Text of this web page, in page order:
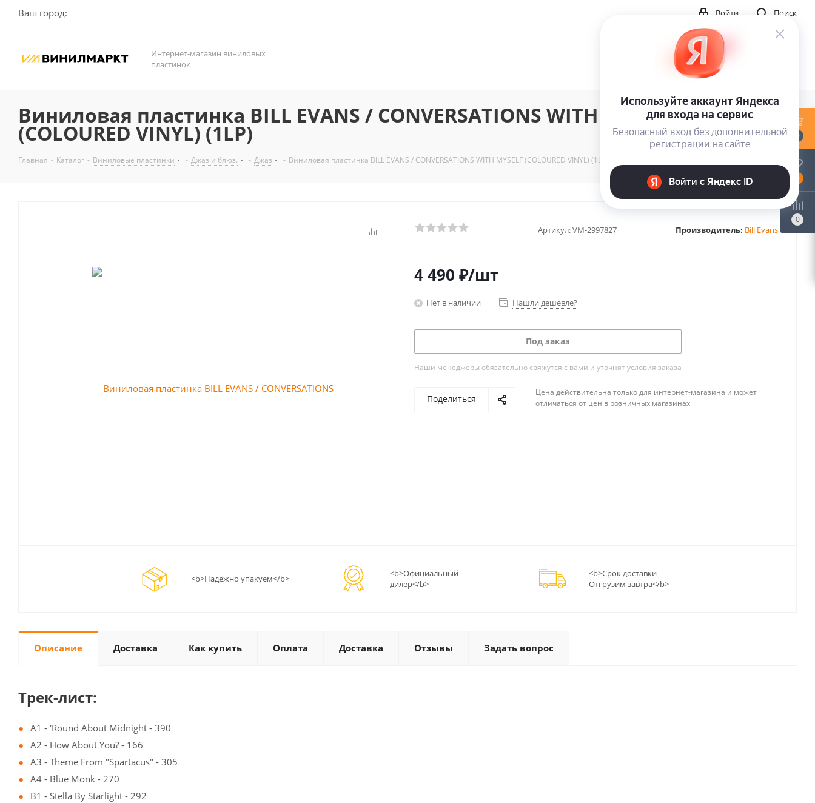
Ваш город: Поиск
Войти
Интернет-магазин виниловых
пластинок
Виниловая пластинка BILL EVANS / CONVERSATIONS WITH MYSELF
(COLOURED VINYL) (1LP)
Главная - Каталог - Виниловые пластинки - Джаз и блюз. - Джаз - Виниловая пластинка BILL EVANS / CONVERSATIONS WITH MYSELF (COLOURED VINYL) (1LP)
Артикул:VM-2997827 Производитель: Bill Evans
4 490 ₽/шт
Нет в наличии Нашли дешевле?
Под заказ
Наши менеджеры обязательно свяжутся с вами и уточнят условия заказа
Поделиться
Цена действительна только для интернет-магазина и может
отличаться от цен в розничных магазинах
<b>Надежно упакуем</b>
<b>Официальный
дилер</b>
<b>Срок доставки -
Отгрузим завтра</b>
Описание Доставка Как купить Оплата Доставка Отзывы Задать вопрос
Трек-лист:
A1 - 'Round About Midnight - 390
A2 - How About You? - 166
A3 - Theme From "Spartacus" - 305
A4 - Blue Monk - 270
B1 - Stella By Starlight - 292
0
0
0